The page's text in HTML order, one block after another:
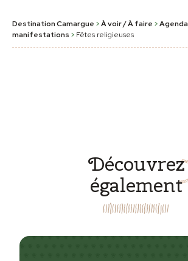
Destination Camargue >À voir / À faire >Agenda
manifestations > Fêtes religieuses
Découvrez
également